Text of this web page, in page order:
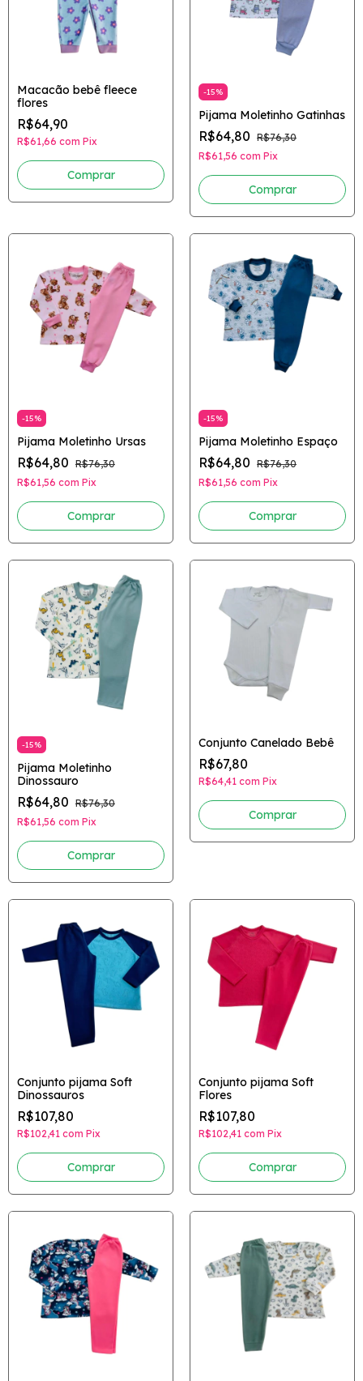
Macacão bebê fleece
flores
R$64,90
R$61,66 com Pix
Comprar
-15%
Pijama Moletinho Gatinhas
R$64,80 R$76,30
R$61,56 com Pix
Comprar
-15%
Pijama Moletinho Ursas
R$64,80 R$76,30
R$61,56 com Pix
Comprar
-15%
Pijama Moletinho Espaço
R$64,80 R$76,30
R$61,56 com Pix
Comprar
-15%
Pijama Moletinho
Dinossauro
R$64,80 R$76,30
R$61,56 com Pix
Comprar
Conjunto Canelado Bebê
R$67,80
R$64,41 com Pix
Comprar
Conjunto pijama Soft
Dinossauros
R$107,80
R$102,41 com Pix
Comprar
Conjunto pijama Soft
Flores
R$107,80
R$102,41 com Pix
Comprar